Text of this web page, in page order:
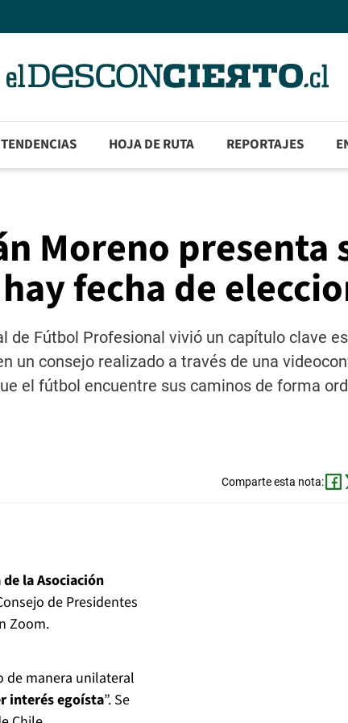
TENDENCIAS HOJA DE RUTA REPORTAJES
Moreno presenta
fecha de
de Fútbol Profesional vivió un capítulo clave
un consejo realizado a través de una
el fútbol encuentre sus caminos de forma
Comparte esta nota:
la Asociación
de Presidentes
Zoom.
de manera unilateral
interés egoísta”. Se